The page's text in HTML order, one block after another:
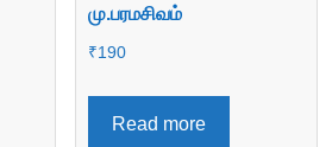
மு.பரமசிவம்
₹190
Read more